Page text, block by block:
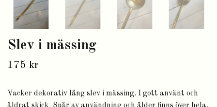
Slev i mässing
175 kr
Vacker dekorativ lång slev i mässing. I gott använt och